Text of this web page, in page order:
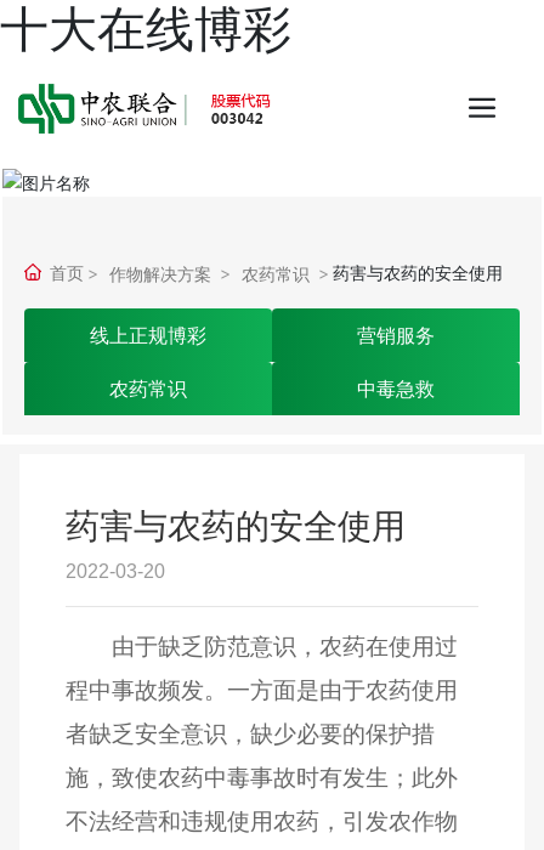
十大在线博彩
首页 作物解决方案 农药常识 药害与农药的安全使用
线上正规博彩 营销服务
农药常识 中毒急救
药害与农药的安全使用
2022-03-20
由于缺乏防范意识，农药在使用过
程中事故频发。一方面是由于农药使用
者缺乏安全意识，缺少必要的保护措
施，致使农药中毒事故时有发生；此外
不法经营和违规使用农药，引发农作物